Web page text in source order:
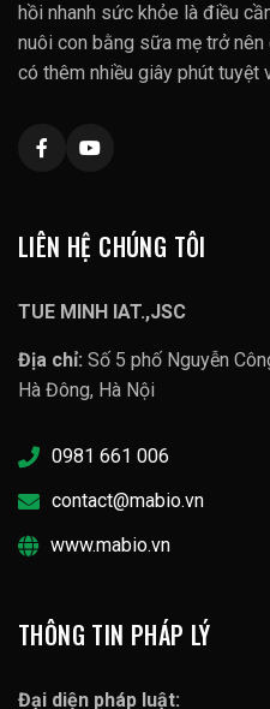
hồi nhanh sức khỏe là điều
nuôi con bằng sữa mẹ trở
có thêm nhiều giây phút tuyệt
LIÊN HỆ CHÚNG TÔI
TUE MINH IAT.,JSC
Địa chỉ: Số 5 phố Nguyễn
Hà Đông, Hà Nội
0981 661 006
contact@mabio.vn
www.mabio.vn
THÔNG TIN PHÁP LÝ
Đại diện pháp luật: